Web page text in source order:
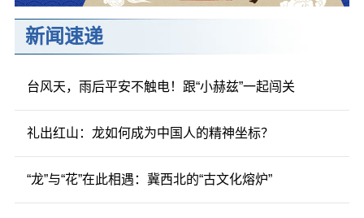
新闻速递
台风天，雨后平安不触电！跟“小赫兹”一起闯关
礼出红山：龙如何成为中国人的精神坐标？
“龙”与“花”在此相遇：冀西北的“古文化熔炉”